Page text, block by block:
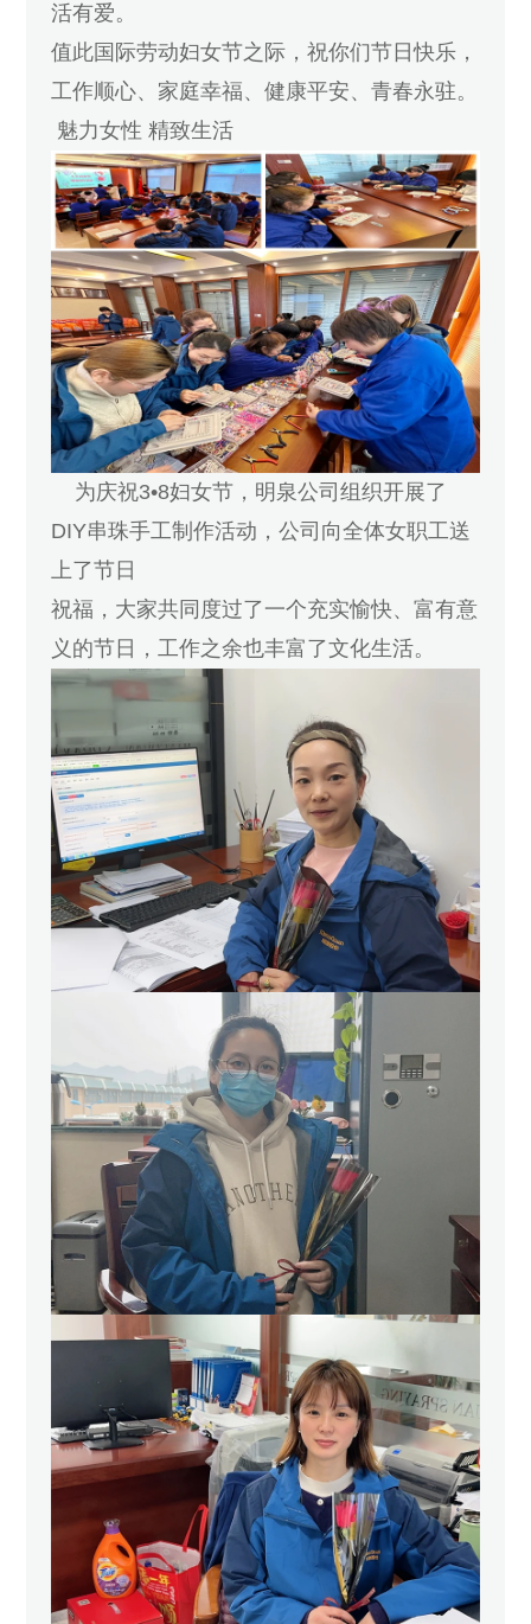
活有爱。
值此国际劳动妇女节之际，祝你们节日快乐，
工作顺心、家庭幸福、健康平安、青春永驻。
魅力女性 精致生活
为庆祝3•8妇女节，明泉公司组织开展了
DIY串珠手工制作活动，公司向全体女职工送
上了节日
祝福，大家共同度过了一个充实愉快、富有意
义的节日，工作之余也丰富了文化生活。